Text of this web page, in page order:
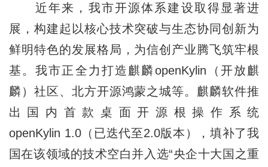
近年来，我市开源体系建设取得显著进
展，构建起以核心技术突破与生态协同创新为
鲜明特色的发展格局，为信创产业腾飞筑牢根
基。我市正全力打造麒麟openKylin（开放麒
麟）社区、北方开源鸿蒙之城等。麒麟软件推
出国内首款桌面开源根操作系统
openKylin 1.0（已迭代至2.0版本），填补了我
国在该领域的技术空白并入选“央企十大国之重